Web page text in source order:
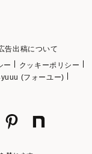
告出稿について
ー
クッキーポリシー
(フォーユー)